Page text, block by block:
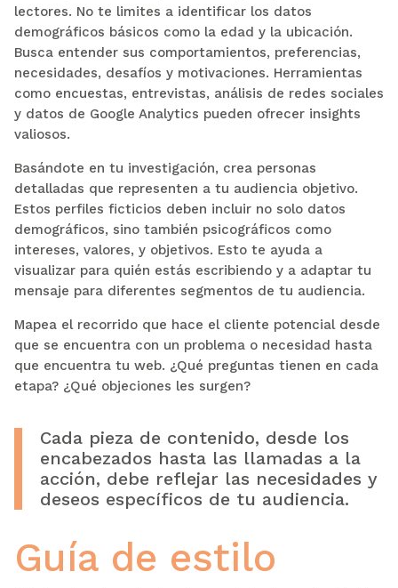
lectores. No te limites a identificar los datos
demográficos básicos como la edad y la ubicación.
Busca entender sus comportamientos, preferencias,
necesidades, desafíos y motivaciones. Herramientas
como encuestas, entrevistas, análisis de redes sociales
y datos de Google Analytics pueden ofrecer insights
valiosos.
Basándote en tu investigación, crea personas
detalladas que representen a tu audiencia objetivo.
Estos perfiles ficticios deben incluir no solo datos
demográficos, sino también psicográficos como
intereses, valores, y objetivos. Esto te ayuda a
visualizar para quién estás escribiendo y a adaptar tu
mensaje para diferentes segmentos de tu audiencia.
Mapea el recorrido que hace el cliente potencial desde
que se encuentra con un problema o necesidad hasta
que encuentra tu web. ¿Qué preguntas tienen en cada
etapa? ¿Qué objeciones les surgen?
Cada pieza de contenido, desde los
encabezados hasta las llamadas a la
acción, debe reflejar las necesidades y
deseos específicos de tu audiencia.
Guía de estilo